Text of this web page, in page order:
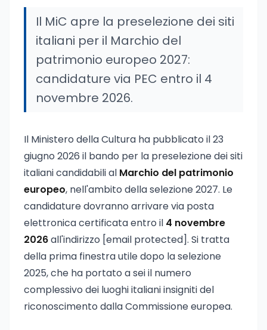
Il MiC apre la preselezione dei siti
italiani per il Marchio del
patrimonio europeo 2027:
candidature via PEC entro il 4
novembre 2026.
Il Ministero della Cultura ha pubblicato il 23
giugno 2026 il bando per la preselezione dei siti
italiani candidabili al Marchio del patrimonio
europeo, nell'ambito della selezione 2027. Le
candidature dovranno arrivare via posta
elettronica certificata entro il 4 novembre
2026all'indirizzo [email protected]. Si tratta
della prima finestra utile dopo la selezione
2025, che ha portato a sei il numero
complessivo dei luoghi italiani insigniti del
riconoscimento dalla Commissione europea.